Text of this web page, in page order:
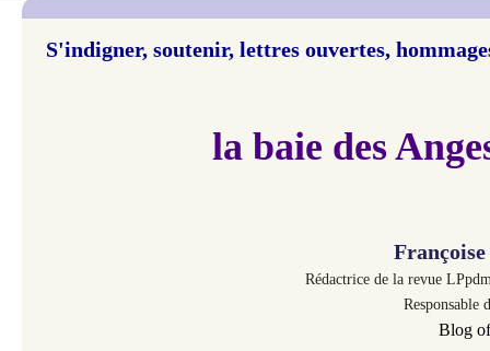
S'indigner, soutenir, lettres ouvertes,
la baie des
Rédactrice de la revue
Responsable
Blog